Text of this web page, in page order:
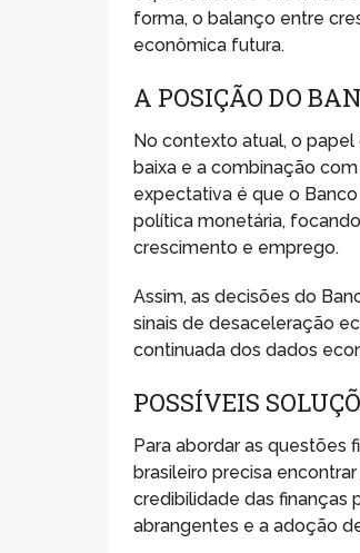
forma, o balanço entre
econômica futura.
A POSIÇÃO DO
No contexto atual, o
baixa e a combinação
expectativa é que o
política monetária,
crescimento e emprego.
Assim, as decisões do
sinais de desaceleração
continuada dos dados
POSSÍVEIS
Para abordar as questões
brasileiro precisa
credibilidade das finanças
abrangentes e a adoção